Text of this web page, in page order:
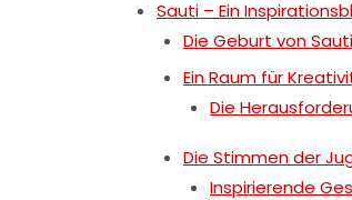
Sauti – Ein
Die Geburt von Sauti
Ein Raum für
Die
Die Stimmen der
Inspirierende